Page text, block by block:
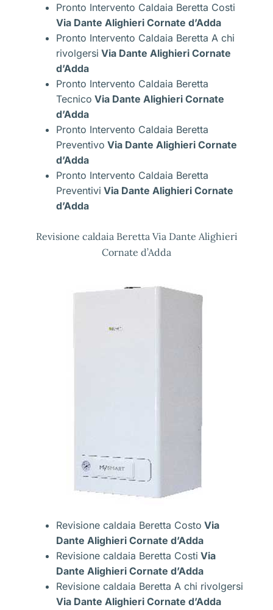
Pronto Intervento Caldaia Beretta Costi
Via Dante Alighieri Cornate d’Adda
Pronto Intervento Caldaia Beretta A chi
rivolgersi Via Dante Alighieri Cornate
d’Adda
Pronto Intervento Caldaia Beretta
Tecnico Via Dante Alighieri Cornate
d’Adda
Pronto Intervento Caldaia Beretta
Preventivo Via Dante Alighieri Cornate
d’Adda
Pronto Intervento Caldaia Beretta
Preventivi Via Dante Alighieri Cornate
d’Adda
Revisione caldaia Beretta Via Dante Alighieri
Cornate d’Adda
Revisione caldaia Beretta Costo Via
Dante Alighieri Cornate d’Adda
Revisione caldaia Beretta Costi Via
Dante Alighieri Cornate d’Adda
Revisione caldaia Beretta A chi rivolgersi
Via Dante Alighieri Cornate d’Adda